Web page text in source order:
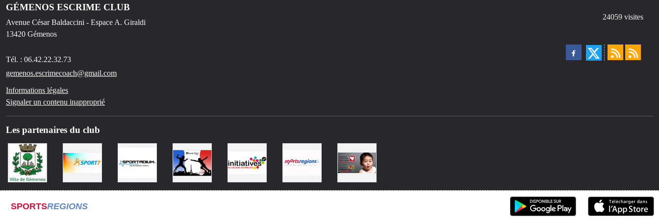
GÉMENOS ESCRIME CLUB
Avenue César Baldaccini - Espace A. Giraldi
13420 Gémenos
Tél. : 06.42.22.32.73
gemenos.escrimecoach@gmail.com
Informations légales
Signaler un contenu inapproprié
24059 visites
Les partenaires du club
SPORTSREGIONS